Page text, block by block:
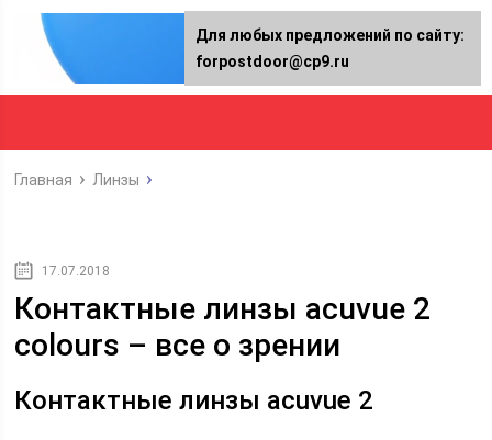
Главная Линзы
17.07.2018
Контактные линзы acuvue 2
colours – все о зрении
Контактные линзы acuvue 2
Для любых предложений по сайту:
forpostdoor@cp9.ru